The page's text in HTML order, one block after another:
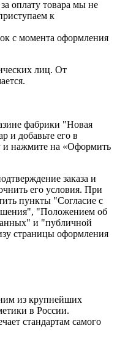
оплату товара мы не
к
с момента оформления
лиц. От
фабрики "Новая
и добавьте его в
и нажмите на «Оформить
заказа и
его условия. При
пункты "Согласие с
"Положением об
и "публичной
страницы оформления
из крупнейших
в России.
стандартам самого